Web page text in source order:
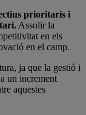
prioritaris i
Assolir la
en els
en el camp.
ja que la gestió i
un increment
aquestes